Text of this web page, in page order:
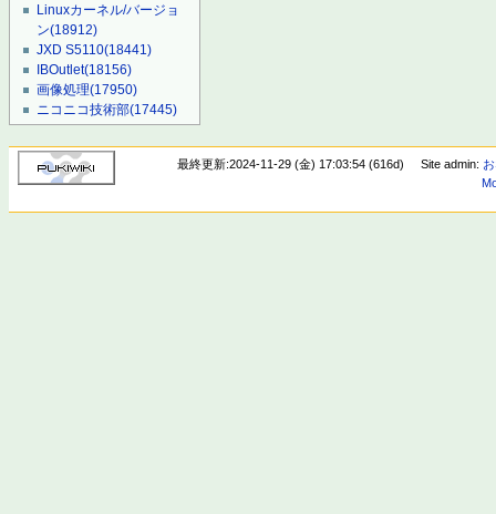
Linuxカーネル/バージョ
ン(18912)
JXD S5110(18441)
IBOutlet(18156)
画像処理(17950)
ニコニコ技術部(17445)
最終更新:2024-11-29 (金) 17:03:54 (616d) Site admin: